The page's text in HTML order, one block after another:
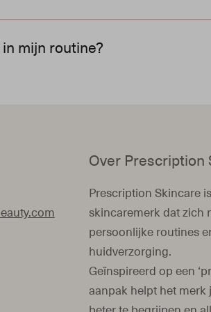
mijn routine?
Over Prescription
Prescription Skincare
skincaremerk dat zich
persoonlijke routines
huidverzorging.
Geïnspireerd op een
aanpak helpt het merk